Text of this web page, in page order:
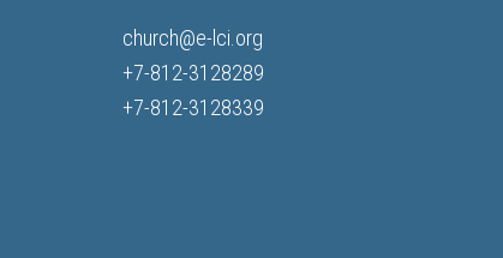
church@e-lci.org
+7-812-3128289
+7-812-3128339